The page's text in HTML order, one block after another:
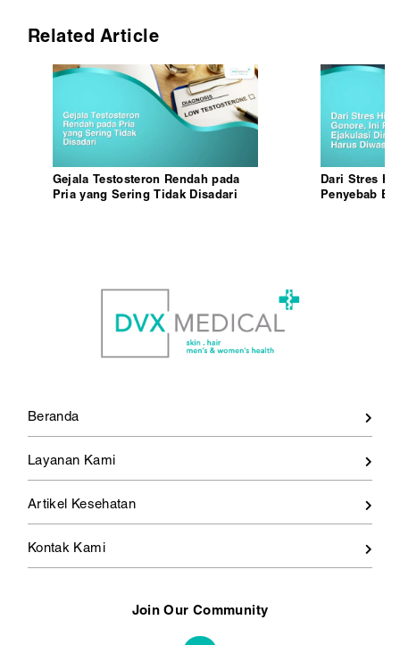
Related Article
Gejala Testosteron Rendah pada
Pria yang Sering Tidak Disadari
Dari Stres
Penyebab
Beranda
Layanan Kami
Artikel Kesehatan
Kontak Kami
Join Our Community